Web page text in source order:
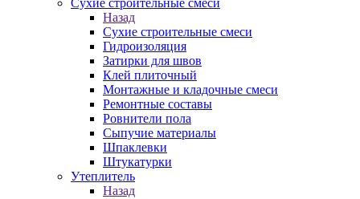
Назад
Сухие строительные смеси
Гидроизоляция
Затирки для швов
Клей плиточный
Монтажные и кладочные смеси
Ремонтные составы
Ровнители пола
Сыпучие материалы
Шпаклевки
Штукатурки
Утеплитель
Назад